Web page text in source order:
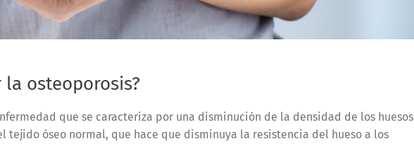
la osteoporosis?
que se caracteriza por una disminución de la densidad de los huesos
tejido óseo normal, que hace que disminuya la resistencia del hueso a los